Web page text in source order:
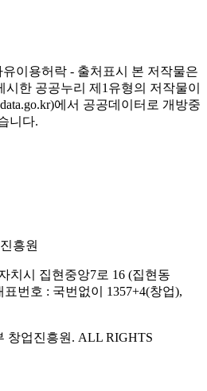
본 저작물은
시한 공공누리 제1유형의 저작물이
에서 공공데이터로 개방중
니다.
치시 집현중앙7로 16 (집현동
번호 : 국번없이 1357+4(창업),
창업진흥원. ALL RIGHTS